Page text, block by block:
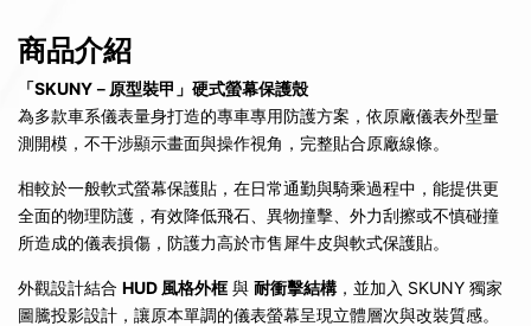
商品介紹
「SKUNY－原型裝甲」硬式螢幕保護殼
為多款車系儀表量身打造的專車專用防護方案，依原廠儀表外型量
測開模，不干涉顯示畫面與操作視角，完整貼合原廠線條。
相較於一般軟式螢幕保護貼，在日常通勤與騎乘過程中，能提供更
全面的物理防護，有效降低飛石、異物撞擊、外力刮擦或不慎碰撞
所造成的儀表損傷，防護力高於市售犀牛皮與軟式保護貼。
外觀設計結合 HUD 風格外框與 耐衝擊結構，並加入 SKUNY 獨家
圖騰投影設計，讓原本單調的儀表螢幕呈現立體層次與改裝質感。